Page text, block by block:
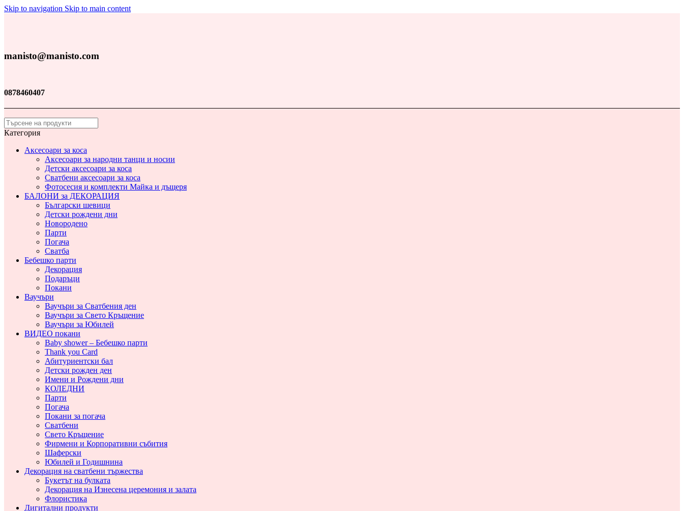
Skip to navigation Skip to main content
manisto@manisto.com
0878460407
Категория
Аксесоари за коса
Аксесоари за народни танци и носии
Детски аксесоари за коса
Сватбени аксесоари за коса
Фотосесия и комплекти Майка и дъщеря
БАЛОНИ за ДЕКОРАЦИЯ
Български шевици
Детски рождени дни
Новородено
Парти
Погача
Сватба
Бебешко парти
Декорация
Подаръци
Покани
Ваучъри
Ваучъри за Сватбения ден
Ваучъри за Свето Кръщение
Ваучъри за Юбилей
ВИДЕО покани
Baby shower – Бебешко парти
Thank you Card
Абитуриентски бал
Детски рожден ден
Имени и Рождени дни
КОЛЕДНИ
Парти
Погача
Покани за погача
Сватбени
Свето Кръщение
Фирмени и Корпоративни събития
Шаферски
Юбилей и Годишнина
Декорация на сватбени тържества
Букетът на булката
Декорация на Изнесена церемония и залата
Флористика
Дигитални продукти